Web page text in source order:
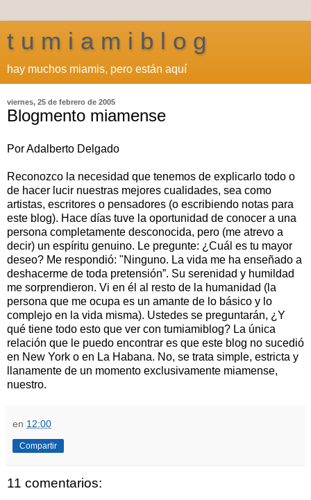
t u m i a m i b l o g
hay muchos miamis, pero están aquí
viernes, 25 de febrero de 2005
Blogmento miamense
Por Adalberto Delgado
Reconozco la necesidad que tenemos de explicarlo todo o
de hacer lucir nuestras mejores cualidades, sea como
artistas, escritores o pensadores (o escribiendo notas para
este blog). Hace días tuve la oportunidad de conocer a una
persona completamente desconocida, pero (me atrevo a
decir) un espíritu genuino. Le pregunte: ¿Cuál es tu mayor
deseo? Me respondió: "Ninguno. La vida me ha enseñado a
deshacerme de toda pretensión”. Su serenidad y humildad
me sorprendieron. Vi en él al resto de la humanidad (la
persona que me ocupa es un amante de lo básico y lo
complejo en la vida misma). Ustedes se preguntarán, ¿Y
qué tiene todo esto que ver con tumiamiblog? La única
relación que le puedo encontrar es que este blog no sucedió
en New York o en La Habana. No, se trata simple, estricta y
llanamente de un momento exclusivamente miamense,
nuestro.
en 12:00
Compartir
11 comentarios: